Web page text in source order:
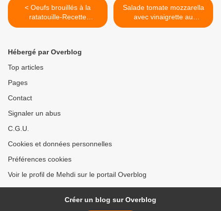
< Oeufs brouillés à la
ratatouille-Recette
brouillade
Salade tomate mozzarella
avec vinaigrette au
gingembre >
Hébergé par Overblog
Top articles
Pages
Contact
Signaler un abus
C.G.U.
Cookies et données personnelles
Préférences cookies
Voir le profil de Mehdi sur le portail Overblog
Créer un blog sur Overblog